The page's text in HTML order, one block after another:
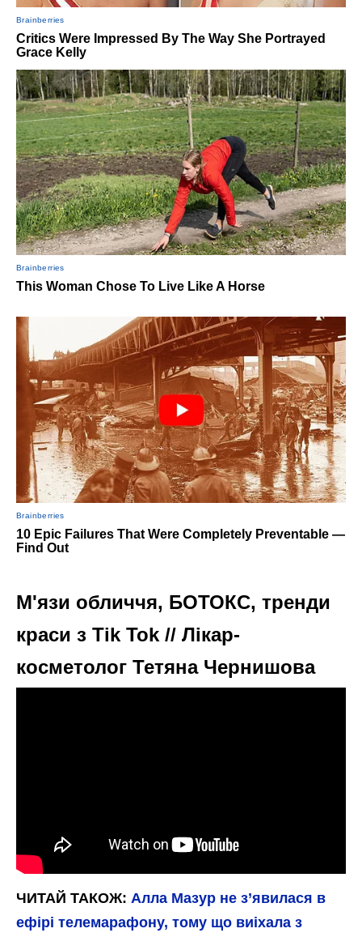
М'язи обличчя, БОТОКС, тренди
краси з Tik Tok // Лікар-
косметолог Тетяна Чернишова
ЧИТАЙ ТАКОЖ: Алла Мазур не з’явилася в
ефірі телемарафону, тому що виіхала з